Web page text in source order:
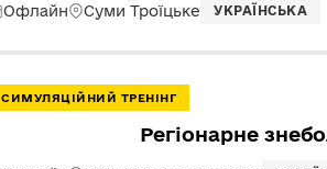
Офлайн Суми Троїцьке УКРАЇНСЬКА
СИМУЛЯЦІЙНИЙ ТРЕНІНГ
Регіонарне